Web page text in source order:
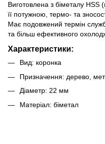
Виготовлена з біметалу
її потужною, термо- та
Має подовжений термін
та більш ефективного
Характеристики:
Вид: коронка
Призначення: дерево,
Діаметр: 22 мм
Матеріал: біметал